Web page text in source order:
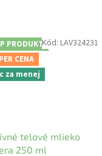
PRODUKT
CENA
za menej
telové mlieko
250 ml
Kód:LAV324231